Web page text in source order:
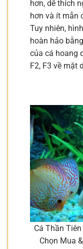
hơn, dễ thích
hơn và ít mẫn
Tuy nhiên,
hoàn hảo
của cá hoang
F2, F3 về mặt
Cá Thần
Chọn Mua